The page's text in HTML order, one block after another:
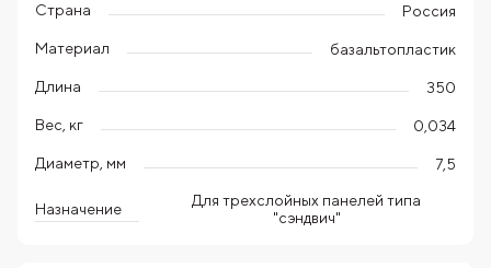
Страна Россия
Материал базальтопластик
Длина 350
Вес, кг 0,034
Диаметр, мм 7,5
Назначение
Для трехслойных панелей типа
"сэндвич"